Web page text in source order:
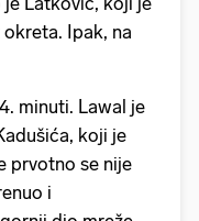
minuti. Lawal je
prvotno se nije
i
dio mreže.